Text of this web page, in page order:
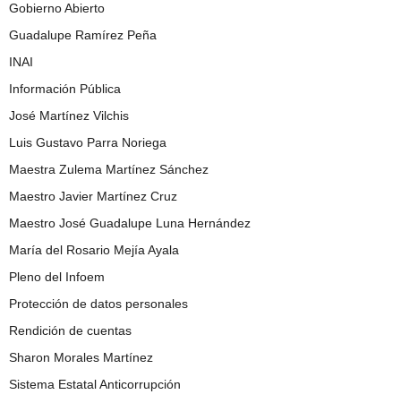
Gobierno Abierto
Guadalupe Ramírez Peña
INAI
Información Pública
José Martínez Vilchis
Luis Gustavo Parra Noriega
Maestra Zulema Martínez Sánchez
Maestro Javier Martínez Cruz
Maestro José Guadalupe Luna Hernández
María del Rosario Mejía Ayala
Pleno del Infoem
Protección de datos personales
Rendición de cuentas
Sharon Morales Martínez
Sistema Estatal Anticorrupción